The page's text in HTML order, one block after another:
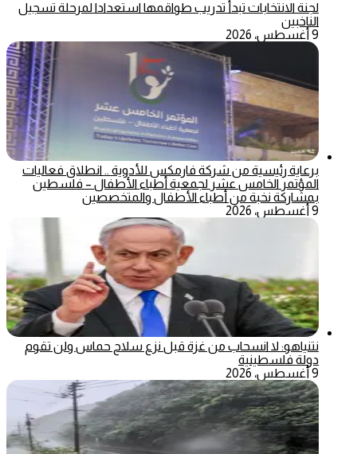
لجنة الانتخابات تبدأ تدريب طواقمها استعدادا لمرحلة تسجيل
الناخبين
9 أغسطس، 2026
برعاية رئيسية من شركة فارمكس للأدوية .. انطلاق فعاليات
المؤتمر الخامس عشر لجمعية أطباء الأطفال – فلسطين
بمشاركة نخبة من أطباء الأطفال والمتخصصين
9 أغسطس، 2026
نتنياهو: لا انسحاب من غزة قبل نزع سلاح حماس ولن تقوم
دولة فلسطينية
9 أغسطس، 2026